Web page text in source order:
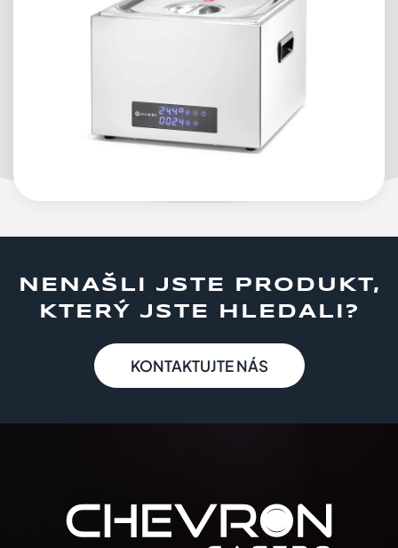
NENAŠLI JSTE PRODUKT,
KTERÝ JSTE HLEDALI?
KONTAKTUJTE NÁS